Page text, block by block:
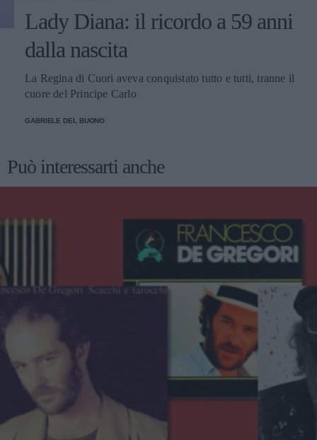
Lady Diana: il ricordo a 59 anni
dalla nascita
La Regina di Cuori aveva conquistato tutto e tutti, tranne il
cuore del Principe Carlo
GABRIELE DEL BUONO
Può interessarti anche